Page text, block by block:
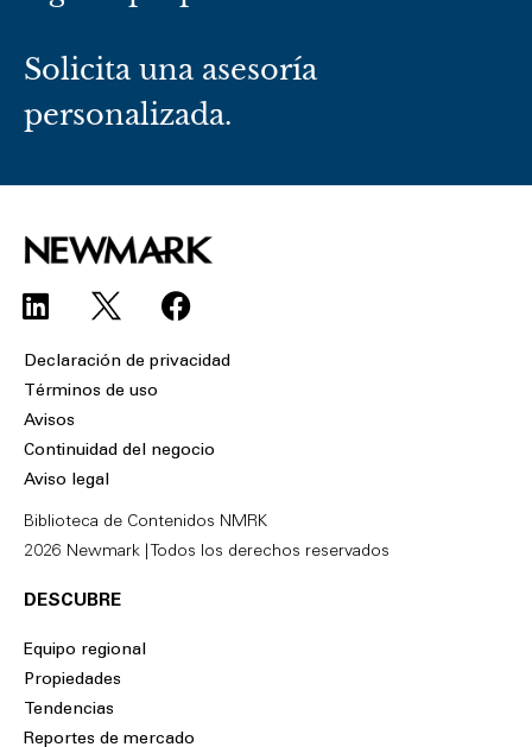
Solicita una asesoría
personalizada.
L
i
n
k
e
d
F
a
o
Declaración de privacidad
Términos de uso
Avisos
Continuidad del negocio
Aviso legal
Biblioteca de Contenidos NMRK
2026 Newmark | Todos los derechos reservados
DESCUBRE
Equipo regional
Propiedades
Tendencias
Reportes de mercado